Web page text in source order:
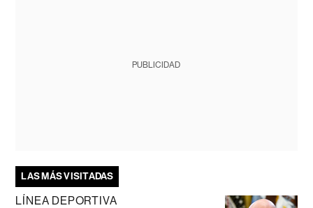
PUBLICIDAD
LAS MÁS VISITADAS
LÍNEA DEPORTIVA